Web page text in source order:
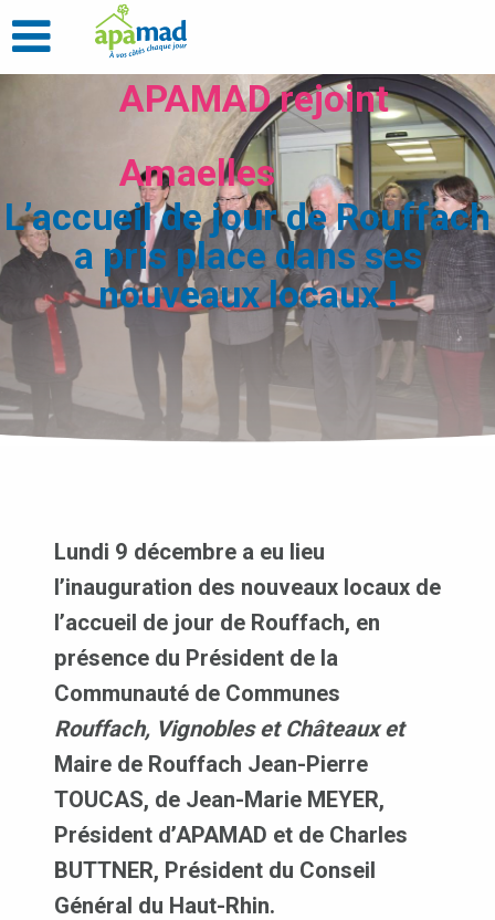
APAMAD rejoint
Amaelles
L’accueil de jour de Rouffach
a pris place dans ses
nouveaux locaux !
Lundi 9 décembre a eu lieu
l’inauguration des nouveaux locaux de
l’accueil de jour de Rouffach, en
présence du Président de la
Communauté de Communes
Rouffach, Vignobles et Châteaux et
Maire de Rouffach Jean-Pierre
TOUCAS, de Jean-Marie MEYER,
Président d’APAMAD et de Charles
BUTTNER, Président du Conseil
Général du Haut-Rhin.